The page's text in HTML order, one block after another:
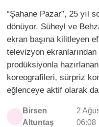
“Şahane Pazar”, 25 yıl
dönüyor. Süheyl ve
ekran başına kilitleyen
televizyon
prodüksiyonla
koreografileri, sürpriz
eğlenceye aktif olarak
Birsen
Altuntaş
2
06:08